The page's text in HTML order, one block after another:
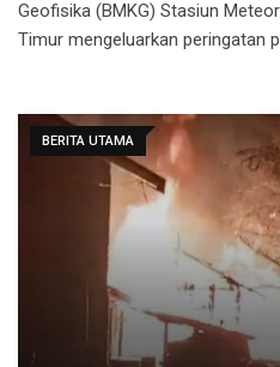
Geofisika (BMKG) Stasiun
Timur mengeluarkan peringatan
BERITA UTAMA